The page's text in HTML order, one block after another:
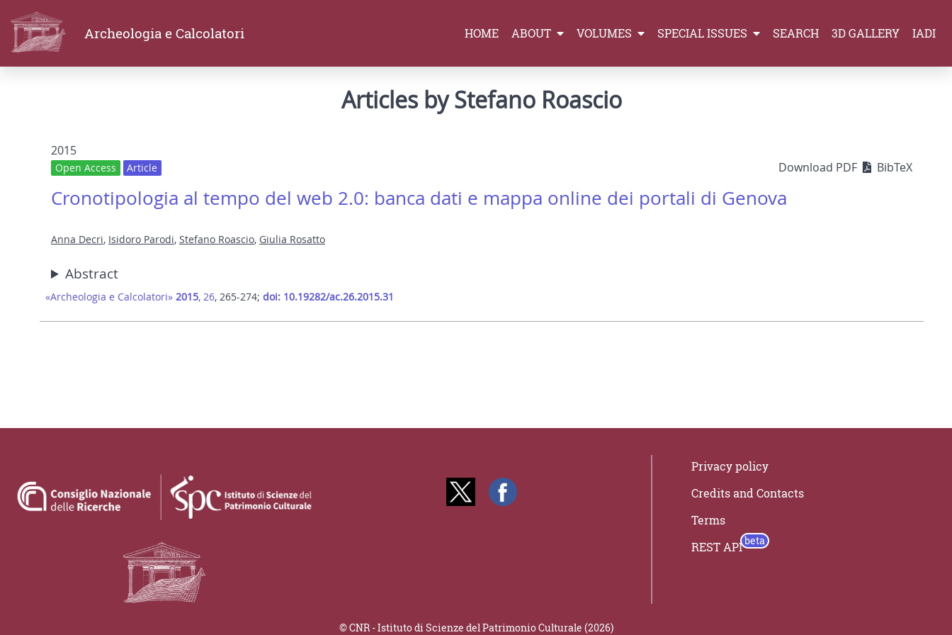
Archeologia e Calcolatori HOME ABOUT VOLUMES SPECIAL ISSUES SEARCH 3D GALLERY IADI
Articles by Stefano Roascio
2015
Open Access Article Download PDF BibTeX
Cronotipologia al tempo del web 2.0: banca dati e mappa online dei portali di Genova
Anna Decri, Isidoro Parodi, Stefano Roascio, Giulia Rosatto
Abstract
«Archeologia e Calcolatori» 2015, 26, 265-274; doi: 10.19282/ac.26.2015.31
Privacy policy
Credits and Contacts
Terms
REST API
© CNR - Istituto di Scienze del Patrimonio Culturale (2026)